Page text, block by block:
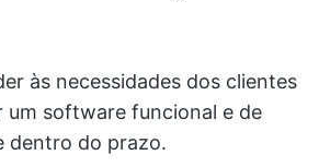
às necessidades dos clientes
um software funcional e de
dentro do prazo.